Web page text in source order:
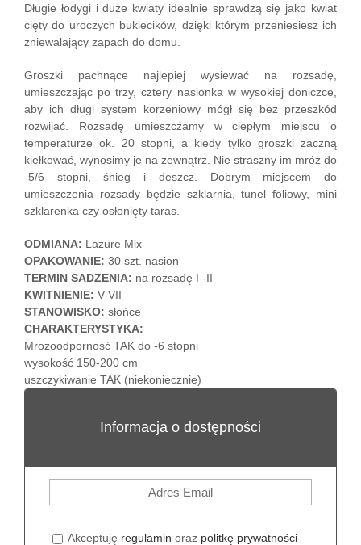
Długie łodygi i duże kwiaty idealnie sprawdzą się jako kwiat
cięty do uroczych bukiecików, dzięki którym przeniesiesz ich
zniewalający zapach do domu.
Groszki pachnące najlepiej wysiewać na rozsadę,
umieszczając po trzy, cztery nasionka w wysokiej doniczce,
aby ich długi system korzeniowy mógł się bez przeszkód
rozwijać. Rozsadę umieszczamy w ciepłym miejscu o
temperaturze ok. 20 stopni, a kiedy tylko groszki zaczną
kiełkować, wynosimy je na zewnątrz. Nie straszny im mróz do
-5/6 stopni, śnieg i deszcz. Dobrym miejscem do
umieszczenia rozsady będzie szklarnia, tunel foliowy, mini
szklarenka czy osłonięty taras.
ODMIANA: Lazure Mix
OPAKOWANIE: 30 szt. nasion
TERMIN SADZENIA: na rozsadę I -II
KWITNIENIE: V-VII
STANOWISKO: słońce
CHARAKTERYSTYKA:
Mrozoodporność TAK do -6 stopni
wysokość 150-200 cm
uszczykiwanie TAK (niekoniecznie)
Informacja o dostępności
Akceptuję regulamin oraz politkę prywatności